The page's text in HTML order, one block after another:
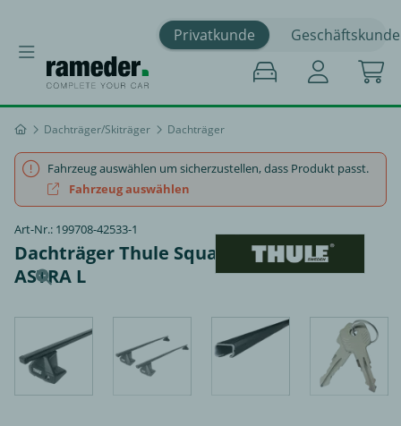
Privatkunde Geschäftskunde
Dachträger/Skiträger Dachträger
Fahrzeug auswählen um sicherzustellen, dass Produkt passt.
Fahrzeug auswählen
Art-Nr.: 199708-42533-1
Dachträger Thule SquareBar - OPEL
ASTRA L